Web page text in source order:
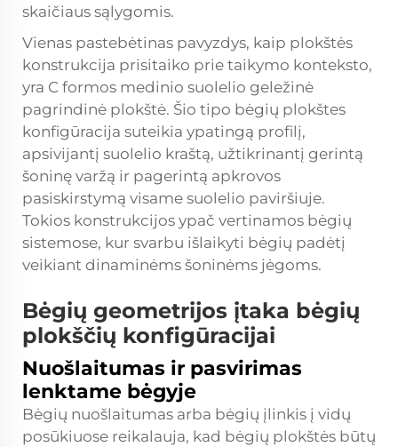
skaičiaus sąlygomis.
Vienas pastebėtinas pavyzdys, kaip plokštės
konstrukcija prisitaiko prie taikymo konteksto,
yra C formos medinio suolelio geležinė
pagrindinė plokštė. Šio tipo bėgių plokštes
konfigūracija suteikia ypatingą profilį,
apsivijantį suolelio kraštą, užtikrinantį gerintą
šoninę varžą ir pagerintą apkrovos
pasiskirstymą visame suolelio paviršiuje.
Tokios konstrukcijos ypač vertinamos bėgių
sistemose, kur svarbu išlaikyti bėgių padėtį
veikiant dinaminėms šoninėms jėgoms.
Bėgių geometrijos įtaka bėgių
plokščių konfigūracijai
Nuošlaitumas ir pasvirimas
lenktame bėgyje
Bėgių nuošlaitumas arba bėgių įlinkis į vidų
posūkiuose reikalauja, kad bėgių plokštės būtų